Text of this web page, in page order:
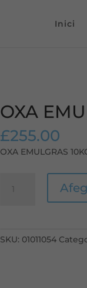
Inici
OXA
£255.00
OXA EMULGRAS
SKU: 01011054